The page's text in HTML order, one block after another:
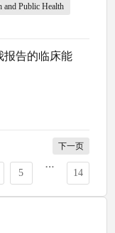
and Public Health
报告的临床能
下一页
5 14